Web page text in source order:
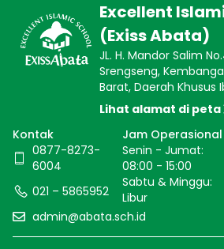
Excellent
(Exiss Abata)
JL. H. Mandor Salim
Srengseng,
Barat, Daerah Khusus
Lihat alamat di peta
Kontak
0877-8273-
6004
021 – 5865952
admin@abata.sch.id
Jam Operasional
Senin - Jumat:
08:00 - 15:00
Sabtu & Minggu:
Libur